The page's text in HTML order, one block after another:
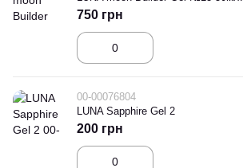
750 грн
00-00076804
LUNA Sapphire Gel 2
200 грн